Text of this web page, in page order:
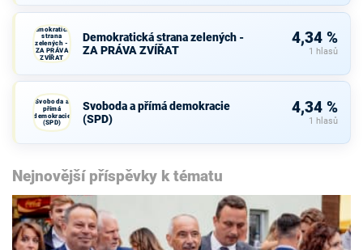
Demokratická
strana
zelených -
ZA PRÁVA
ZVÍŘAT
Demokratická strana zelených -
ZA PRÁVA ZVÍŘAT
4,34 %
1 hlasů
Svoboda a
přímá
demokracie
(SPD)
Svoboda a přímá demokracie
(SPD)
4,34 %
1 hlasů
Nejnovější příspěvky k tématu